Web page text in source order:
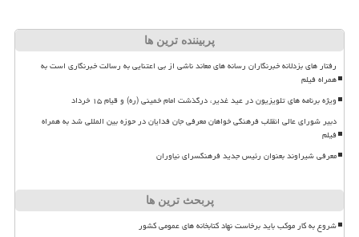
پربیننده ترین ها
رفتار های بزدلانه خبرنگاران رسانه های معاند ناشی از بی اعتنایی به رسالت خبرنگاری است به
همراه فیلم
ویژه برنامه های تلویزیون در عید غدیر، درگذشت امام خمینی (ره) و قیام ۱۵ خرداد
دبیر شورای عالی انقلاب فرهنگی خواهان معرفی جان فدایان در حوزه بین المللی شد به همراه
فیلم
معرفی شیراوند بعنوان رئیس جدید فرهنگسرای نیاوران
پربحث ترین ها
شروع به کار موکب باید برخاست نهاد کتابخانه های عمومی کشور